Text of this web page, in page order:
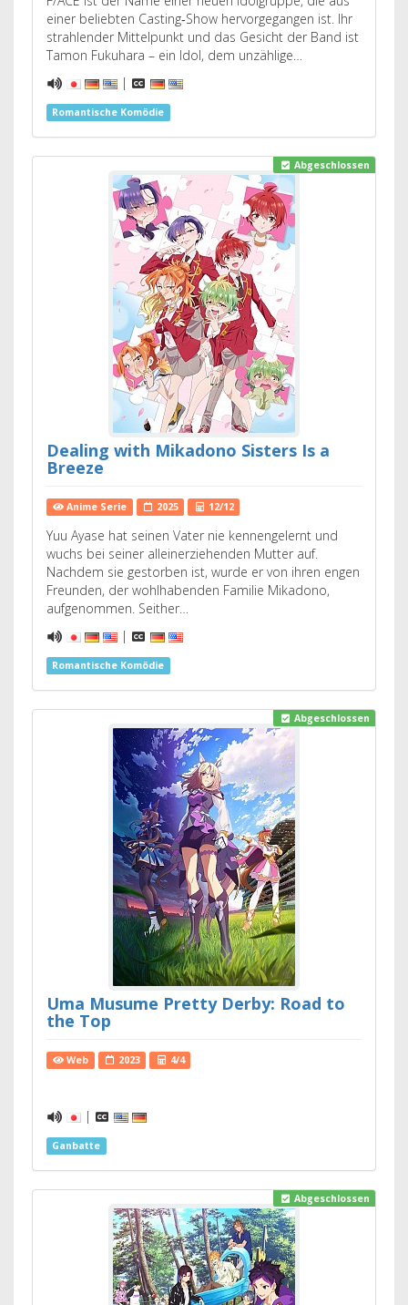
einer beliebten Casting‑Show hervorgegangen ist. Ihr
strahlender Mittelpunkt und das Gesicht der Band ist
Tamon Fukuhara – ein Idol, dem unzählige…
|
Romantische Komödie
Abgeschlossen
Dealing with Mikadono Sisters Is a
Breeze
Anime Serie 2025 12/12
Yuu Ayase hat seinen Vater nie kennengelernt und
wuchs bei seiner alleinerziehenden Mutter auf.
Nachdem sie gestorben ist, wurde er von ihren engen
Freunden, der wohlhabenden Familie Mikadono,
aufgenommen. Seither…
|
Romantische Komödie
Abgeschlossen
Uma Musume Pretty Derby: Road to
the Top
Web 2023 4/4
|
Ganbatte
Abgeschlossen